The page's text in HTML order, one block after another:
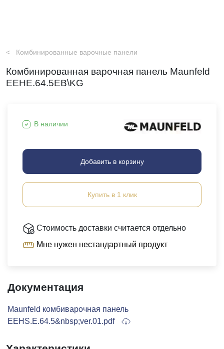
Комбинированные варочные панели
Комбинированная варочная панель Maunfeld
EEHE.64.5EB\KG
Документация
Maunfeld комбиварочная панель
EEHS.E.64.5&nbsp;ver.01.pdf
В наличии
Добавить в корзину
Купить в 1 клик
Стоимость доставки считается отдельно
Мне нужен нестандартный продукт